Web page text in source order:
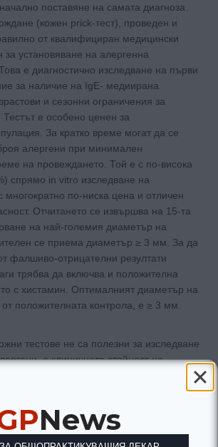
поставяне на самата диагноза.
(кожен prick-тест), проведен и
от квалифициран медицински
за установяване на алергенна
е диагностично изследване на първи
за наличие на IgE- медиирана
и сезонни ограничения за
е особено ценен за
За кратко време могат да се
алергени при минимален
на провеждането. Той е с по-висока
спрямо in vitro изследване на
по-ниска цена и отличен
Отчитането се извършва на 15-та
на най-големия диаметър на
се приема диаметър ≥ 3 мм. За да
фалшиво-отрицателни резултати
трябва да включва и положителна
с хистамин. Оптималният диаметър на
положителната контрола, е ≥ 3 мм.
тестове не са полезни за изследване
а клиничната стойност на
на сенсибилизация чрез изследване на
IgE има 67%-96% сензитивност и
News